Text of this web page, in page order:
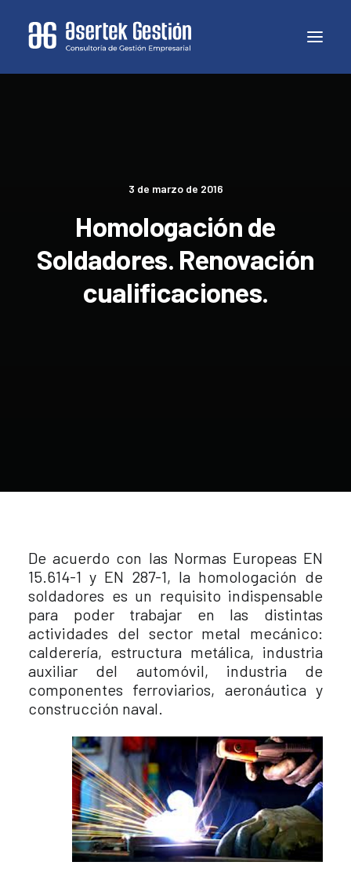
3 de marzo de 2016
Homologación de
Soldadores. Renovación
cualificaciones.
De acuerdo con las Normas Europeas EN
15.614-1 y EN 287-1, la homologación de
soldadores es un requisito indispensable
para poder trabajar en las distintas
actividades del sector metal mecánico:
calderería, estructura metálica, industria
auxiliar del automóvil, industria de
componentes ferroviarios, aeronáutica y
construcción naval.